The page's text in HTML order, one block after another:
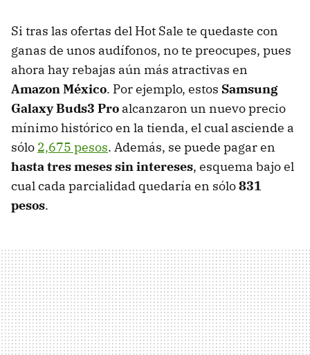
Si tras las ofertas del Hot Sale te quedaste con
ganas de unos audífonos, no te preocupes, pues
ahora hay rebajas aún más atractivas en
Amazon México. Por ejemplo, estos Samsung
Galaxy Buds3 Pro alcanzaron un nuevo precio
mínimo histórico en la tienda, el cual asciende a
sólo 2,675 pesos. Además, se puede pagar en
hasta tres meses sin intereses, esquema bajo el
cual cada parcialidad quedaría en sólo831
pesos.